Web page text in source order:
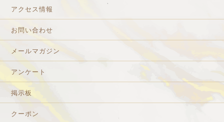
アクセス情報
お問い合わせ
メールマガジン
アンケート
掲示板
クーポン